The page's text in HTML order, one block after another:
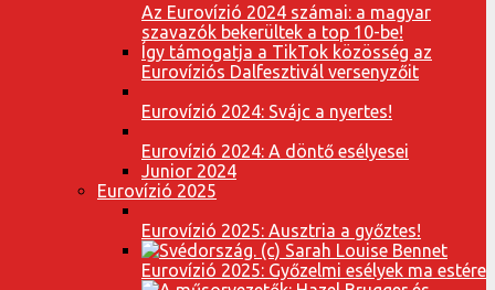
Az Eurovízió 2024 számai: a magyar
szavazók bekerültek a top 10-be!
Így támogatja a TikTok közösség az
Eurovíziós Dalfesztivál versenyzőit
Eurovízió 2024: Svájc a nyertes!
Eurovízió 2024: A döntő esélyesei
Junior 2024
Eurovízió 2025
Eurovízió 2025: Ausztria a győztes!
Eurovízió 2025: Győzelmi esélyek ma estére